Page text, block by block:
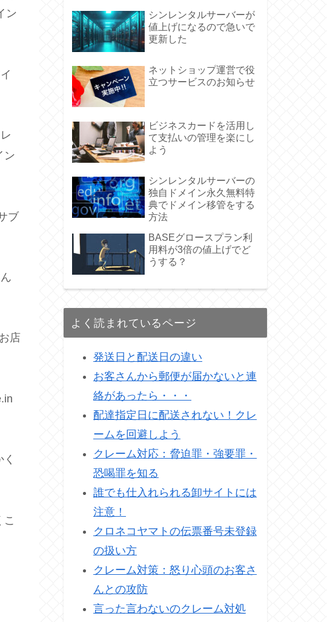
ン
ン
ブ
店
シンレンタルサーバーが
値上げになるので急いで
更新した
ネットショップ運営で役
立つサービスのお知らせ
ビジネスカードを活用し
て支払いの管理を楽にし
よう
シンレンタルサーバーの
独自ドメイン永久無料特
典でドメイン移管をする
方法
BASEグロースプラン利
用料が3倍の値上げでど
うする？
よく読まれているページ
発送日と配送日の違い
お客さんから郵便が届かないと連
絡があったら・・・
配達指定日に配送されない！クレ
ームを回避しよう
クレーム対応：脅迫罪・強要罪・
恐喝罪を知る
誰でも仕入れられる卸サイトには
注意！
クロネコヤマトの伝票番号未登録
の扱い方
クレーム対策：怒り心頭のお客さ
んとの攻防
言った言わないのクレーム対処